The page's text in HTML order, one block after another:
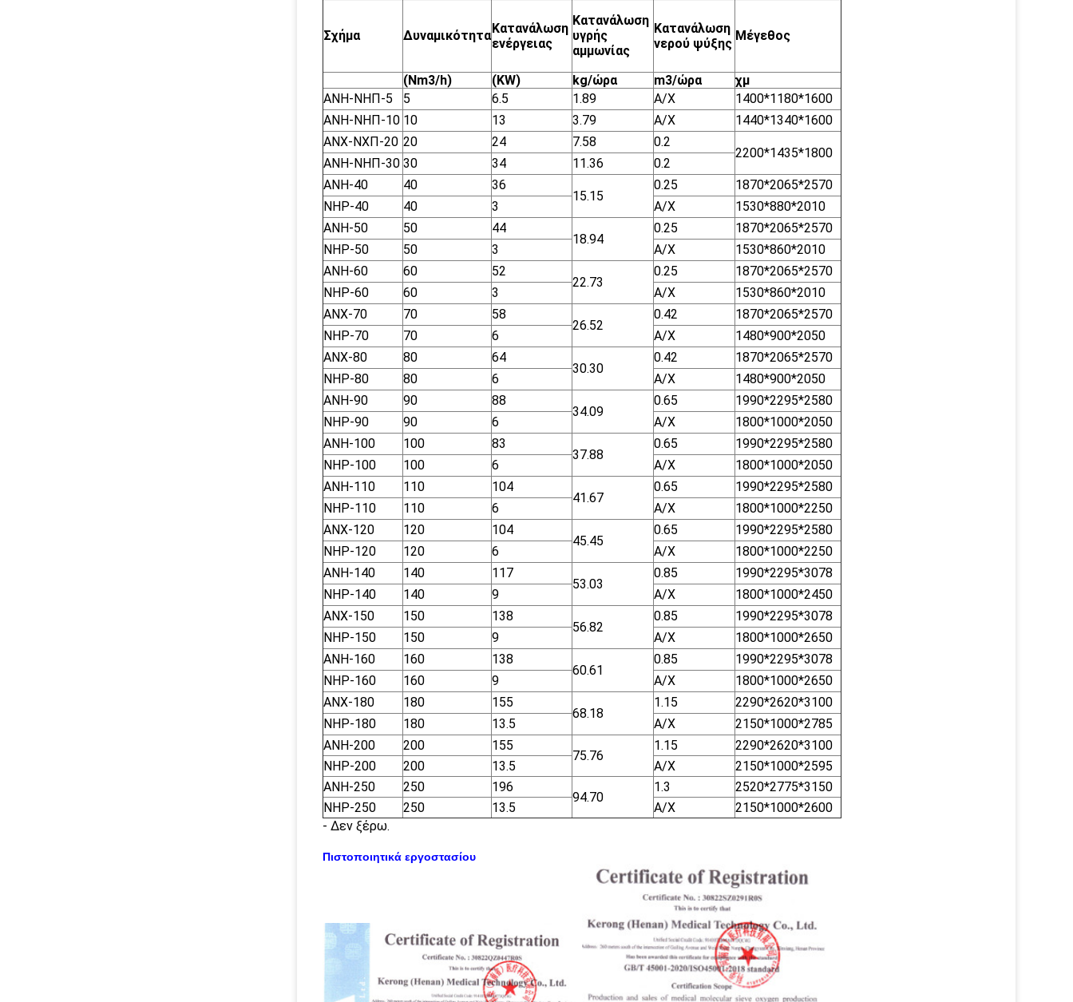
Σχήμα ΔυναμικότηταΚατανάλωση
ενέργειας
Κατανάλωση
υγρής
αμμωνίας
Κατανάλωση
νερού ψύξης
Μέγεθος
(Nm3/h) (KW) kg/ώρα m3/ώρα
χμ
ΑΝΗ-ΝΗΠ-5
5 6.5 1.89 Α/Χ
1400*1180*1600
ΑΝΗ-ΝΗΠ-10 10 13 3.79 Α/Χ
1440*1340*1600
ΑΝΧ-ΝΧΠ-20 20 24 7.58 0.2
2200*1435*1800
ΑΝΗ-ΝΗΠ-30 30 34 11.36
0.2
ANH-40
40 36
15.15
0.25
1870*2065*2570
NHP-40
40 3 Α/Χ
1530*880*2010
ANH-50
50 44
18.94
0.25
1870*2065*2570
NHP-50
50 3 Α/Χ
1530*860*2010
ANH-60
60 52
22.73
0.25
1870*2065*2570
NHP-60
60 3 Α/Χ
1530*860*2010
ΑΝΧ-70
70 58
26.52
0.42
1870*2065*2570
NHP-70
70 6 Α/Χ
1480*900*2050
ΑΝΧ-80
80 64
30.30
0.42
1870*2065*2570
NHP-80
80 6 Α/Χ
1480*900*2050
ANH-90
90 88
34.09
0.65
1990*2295*2580
NHP-90
90 6 Α/Χ
1800*1000*2050
ANH-100
100 83
37.88
0.65
1990*2295*2580
NHP-100
100 6 Α/Χ
1800*1000*2050
ANH-110
110 104
41.67
0.65
1990*2295*2580
NHP-110
110 6 Α/Χ
1800*1000*2250
ΑΝΧ-120
120 104
45.45
0.65
1990*2295*2580
NHP-120
120 6 Α/Χ
1800*1000*2250
ANH-140
140 117
53.03
0.85
1990*2295*3078
NHP-140
140 9 Α/Χ
1800*1000*2450
ΑΝΧ-150
150 138
56.82
0.85
1990*2295*3078
NHP-150
150 9 Α/Χ
1800*1000*2650
ΑΝH-160
160 138
60.61
0.85
1990*2295*3078
NHP-160
160 9 Α/Χ
1800*1000*2650
ΑΝΧ-180
180 155
68.18
1.15
2290*2620*3100
NHP-180
180 13.5 Α/Χ
2150*1000*2785
ANH-200
200 155
75.76
1.15
2290*2620*3100
NHP-200
200 13.5 Α/Χ
2150*1000*2595
ANH-250
250 196
94.70
1.3
2520*2775*3150
NHP-250
250 13.5 Α/Χ
2150*1000*2600
- Δεν ξέρω.
Πιστοποιητικά εργοστασίου